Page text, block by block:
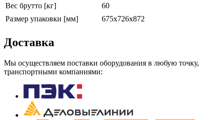
Вес брутто [кг]
60
Размер упаковки [мм]
675x726x872
Доставка
Мы осуществляем поставки оборудования в любую точку,
транспортными компаниями: